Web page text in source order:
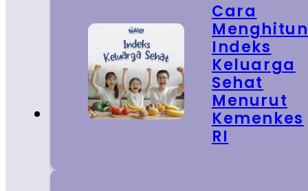
Cara
Indeks
Keluarga
Sehat
Menurut
Kemenkes
RI